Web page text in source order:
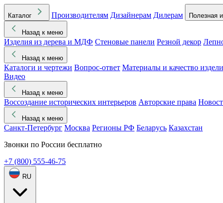
Каталог Производителям Дизайнерам Дилерам Полезная
Назад к меню
Изделия из дерева и МДФ Стеновые панели Резной декор
Назад к меню
Каталоги и чертежи Вопрос-ответ Материалы и качество
Видео
Назад к меню
Воссоздание исторических интерьеров Авторские права
Назад к меню
Санкт-Петербург Москва Регионы РФ Беларусь Казахстан
Звонки по России бесплатно
+7 (800) 555-46-75
RU